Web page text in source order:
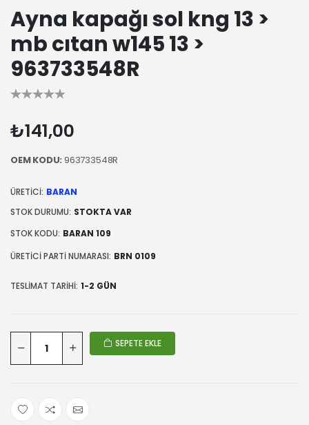
Ayna kapağı sol kng 13 >
mb cıtan w145 13 >
963733548R
₺141,00
OEM KODU: 963733548R
ÜRETICI: BARAN
STOK DURUMU: STOKTA VAR
STOK KODU: BARAN 109
ÜRETICI PARTI NUMARASI: BRN 0109
TESLIMAT TARIHI: 1-2 GÜN
SEPETE EKLE